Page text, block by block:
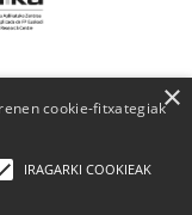
cookie-fitxategiak
IRAGARKI COOKIEAK
×